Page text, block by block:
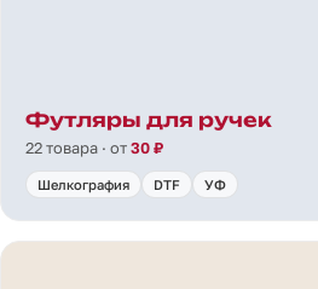
Футляры для ручек
22 товара · от30 ₽
Шелкография DTF УФ